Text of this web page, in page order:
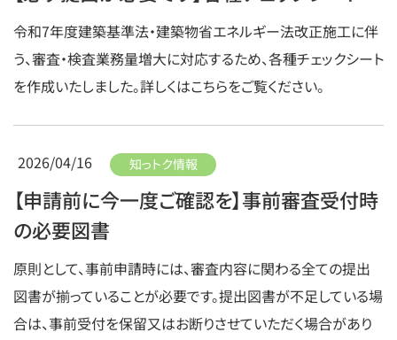
令和7年度建築基準法・建築物省エネルギー法改正施工に伴
う、審査・検査業務量増大に対応するため、各種チェックシート
を作成いたしました。詳しくはこちらをご覧ください。
2026/04/16 知っトク情報
【申請前に今一度ご確認を】事前審査受付時
の必要図書
原則として、事前申請時には、審査内容に関わる全ての提出
図書が揃っていることが必要です。提出図書が不足している場
合は、事前受付を保留又はお断りさせていただく場合があり